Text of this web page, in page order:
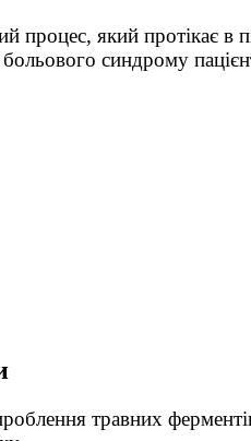
процес, який протікає
больового синдрому
травних